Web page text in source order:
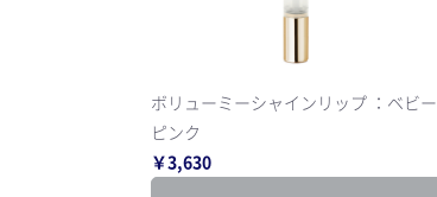
ボリューミーシャインリップ ：ベビー
ピンク
￥3,630